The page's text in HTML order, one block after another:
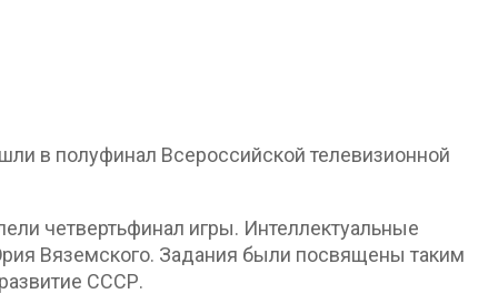
в полуфинал Всероссийской телевизионной
четвертьфинал игры. Интеллектуальные
Вяземского. Задания были посвящены таким
СССР.